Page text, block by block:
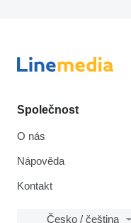
Společnost
O nás
Nápověda
Kontakt
Česko / čeština